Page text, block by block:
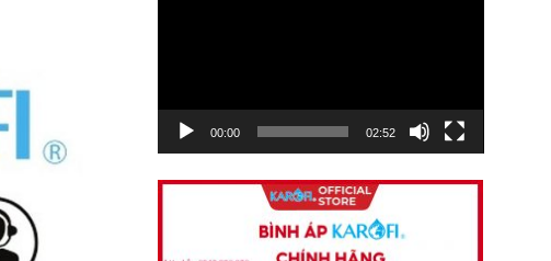
00:00 02:52